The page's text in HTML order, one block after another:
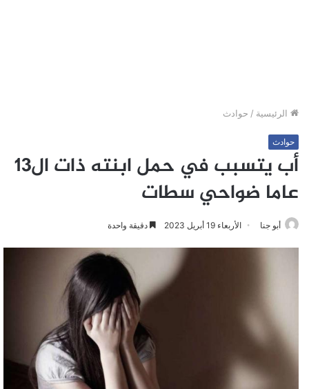
الرئيسية / حوادث
حوادث
أب يتسبب في حمل ابنته ذات ال13
عاما ضواحي سطات
أبو جنا الأربعاء 19 أبريل 2023 دقيقة واحدة